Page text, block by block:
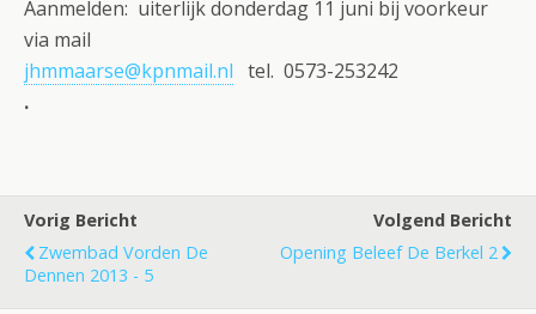
Aanmelden: uiterlijk donderdag 11 juni bij voorkeur
via mail
jhmmaarse@kpnmail.nl tel. 0573-253242
.
Vorig Bericht
Zwembad Vorden De
Dennen 2013 - 5
Volgend Bericht
Opening Beleef De Berkel 2